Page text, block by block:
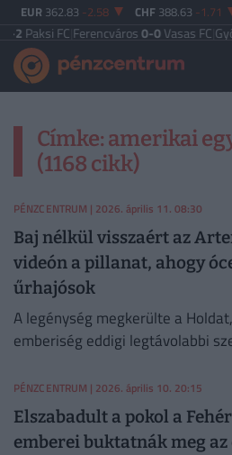
EUR 362.83 -2.58 CHF 388.63 -1.71
Paksi FC| Ferencváros0-0Vasas FC| Győri
Címke: amerikai
(1168 cikk)
PÉNZCENTRUM | 2026. április 11. 08:30
Baj nélkül visszaért az
videón a pillanat, ahogy
űrhajósok
A legénység megkerülte a
emberiség eddigi legtávolabbi
PÉNZCENTRUM | 2026. április 10. 20:15
Elszabadult a pokol a
emberei buktatnák meg